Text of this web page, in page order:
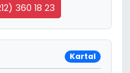
360 18 23
Kartal